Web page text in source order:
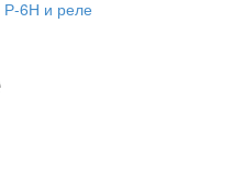
Р-6Н и реле